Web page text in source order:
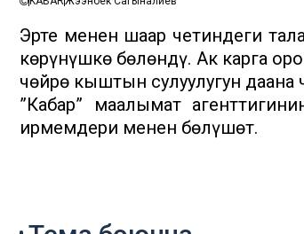
Эртең менен шаар четиндеги
көрүнүшкө бөлөндү. Ак карга
чөйрө кыштын сулуулугун даана
”Кабар” маалымат
ирмемдери менен бөлүшөт.